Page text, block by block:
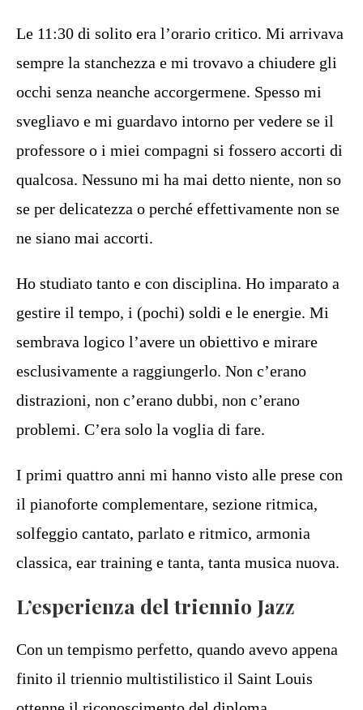
Le 11:30 di solito era l’orario critico. Mi arrivava
sempre la stanchezza e mi trovavo a chiudere gli
occhi senza neanche accorgermene. Spesso mi
svegliavo e mi guardavo intorno per vedere se il
professore o i miei compagni si fossero accorti di
qualcosa. Nessuno mi ha mai detto niente, non so
se per delicatezza o perché effettivamente non se
ne siano mai accorti.
Ho studiato tanto e con disciplina. Ho imparato a
gestire il tempo, i (pochi) soldi e le energie. Mi
sembrava logico l’avere un obiettivo e mirare
esclusivamente a raggiungerlo. Non c’erano
distrazioni, non c’erano dubbi, non c’erano
problemi. C’era solo la voglia di fare.
I primi quattro anni mi hanno visto alle prese con
il pianoforte complementare, sezione ritmica,
solfeggio cantato, parlato e ritmico, armonia
classica, ear training e tanta, tanta musica nuova.
L’esperienza del triennio Jazz
Con un tempismo perfetto, quando avevo appena
finito il triennio multistilistico il Saint Louis